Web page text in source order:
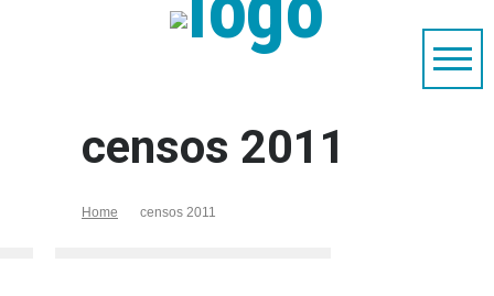
censos 2011
Home censos 2011